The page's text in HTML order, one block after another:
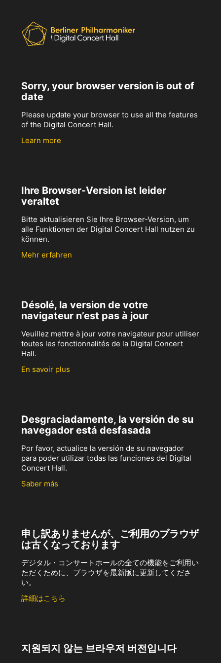
Sorry, your browser version is out of
date
Please update your browser to use all the features
of the Digital Concert Hall.
Learn more
Ihre Browser-Version ist leider
veraltet
Bitte aktualisieren Sie Ihre Browser-Version, um
alle Funktionen der Digital Concert Hall nutzen zu
können.
Mehr erfahren
Désolé, la version de votre
navigateur n’est pas à jour
Veuillez mettre à jour votre navigateur pour utiliser
toutes les fonctionnalités de la Digital Concert
Hall.
En savoir plus
Desgraciadamente, la versión de su
navegador está desfasada
Por favor, actualice la versión de su navegador
para poder utilizar todas las funciones del Digital
Concert Hall.
Saber más
申し訳ありませんが、ご利用のブラウザ
は古くなっております
デジタル・コンサートホールの全ての機能をご利用い
ただくために、ブラウザを最新版に更新してくださ
い。
詳細はこちら
지원되지 않는 브라우저 버전입니다